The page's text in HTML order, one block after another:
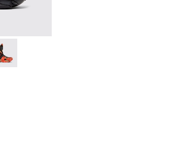
001 - Bottes en textile noir
A700017-004
- A700017-002